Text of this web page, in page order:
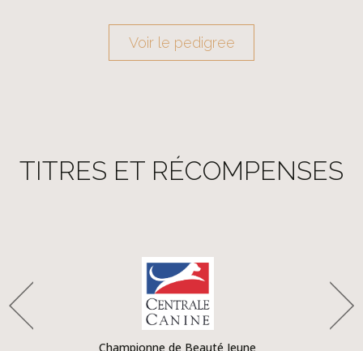
Voir le pedigree
TITRES ET RÉCOMPENSES
Championne de Beauté Jeune